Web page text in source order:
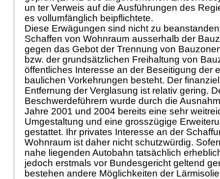
un ter Verweis auf die Ausführungen des
es vollumfänglich beipflichtete.
Diese Erwägungen sind nicht zu
Schaffen von Wohnraum ausserhalb der
gegen das Gebot der Trennung von
bzw. der grundsätzlichen Freihaltung von
öffentliches Interesse an der Beseitigung der
baulichen Vorkehrungen besteht. Der
Entfernung der Verglasung ist relativ gering.
Beschwerdeführern wurde durch die
Jahre 2001 und 2004 bereits eine sehr
Umgestaltung und eine grosszügige
gestattet. Ihr privates Interesse an der
Wohnraum ist daher nicht schutzwürdig.
nahe liegenden Autobahn tatsächlich
jedoch erstmals vor Bundesgericht geltend
bestehen andere Möglichkeiten der